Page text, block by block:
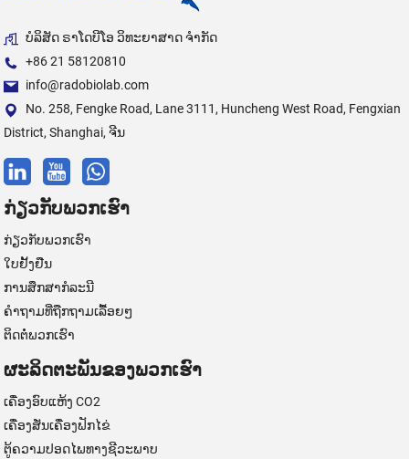
ບໍລິສັດ ຣາໂດບີໂອ ວິທະຍາສາດ ຈຳກັດ
+86 21 58120810
info@radobiolab.com
No. 258, Fengke Road, Lane 3111, Huncheng West Road, Fengxian
District, Shanghai, ຈີນ
ກ່ຽວກັບພວກເຮົາ
ກ່ຽວກັບພວກເຮົາ
ໃບຢັ້ງຢືນ
ການສຶກສາກໍລະນີ
ຄຳຖາມທີ່ຖືກຖາມເລື້ອຍໆ
ຕິດຕໍ່ພວກເຮົາ
ຜະລິດຕະພັນຂອງພວກເຮົາ
ເຄື່ອງອົບແຫ້ງ CO2
ເຄື່ອງສັ່ນເຄື່ອງຟັກໄຂ່
ຕູ້ຄວາມປອດໄພທາງຊີວະພາບ